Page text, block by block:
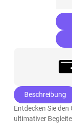
Beschreibung
Entdecken Sie
ultimativer